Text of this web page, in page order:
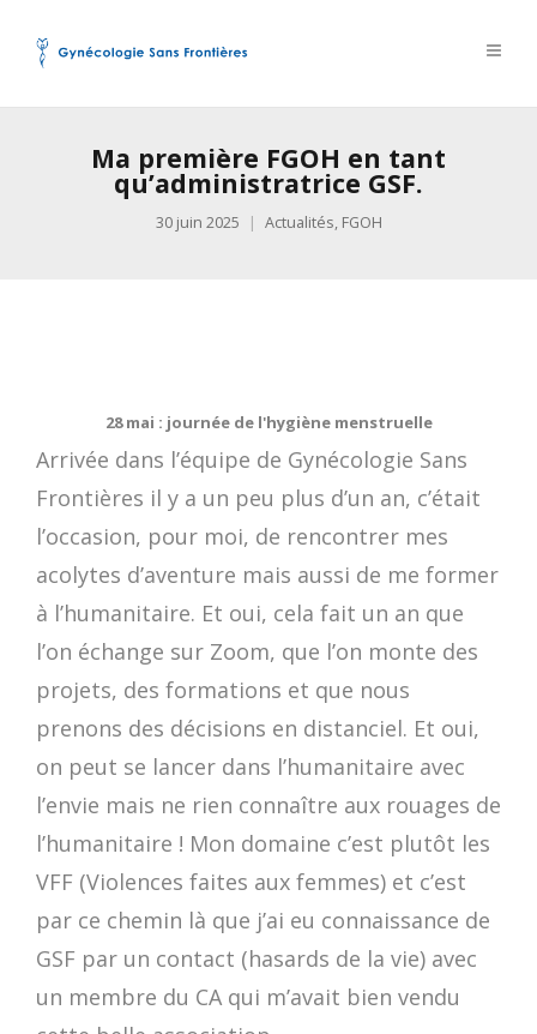
Ma première FGOH en tant
qu’administratrice GSF.
30 juin 2025 Actualités, FGOH
28 mai : journée de l'hygiène menstruelle
Arrivée dans l’équipe de Gynécologie Sans
Frontières il y a un peu plus d’un an, c’était
l’occasion, pour moi, de rencontrer mes
acolytes d’aventure mais aussi de me former
à l’humanitaire. Et oui, cela fait un an que
l’on échange sur Zoom, que l’on monte des
projets, des formations et que nous
prenons des décisions en distanciel. Et oui,
on peut se lancer dans l’humanitaire avec
l’envie mais ne rien connaître aux rouages de
l’humanitaire ! Mon domaine c’est plutôt les
VFF (Violences faites aux femmes) et c’est
par ce chemin là que j’ai eu connaissance de
GSF par un contact (hasards de la vie) avec
un membre du CA qui m’avait bien vendu